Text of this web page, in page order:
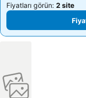
Fiyatları görün: 2 site
Fiyatları görün: 2 site